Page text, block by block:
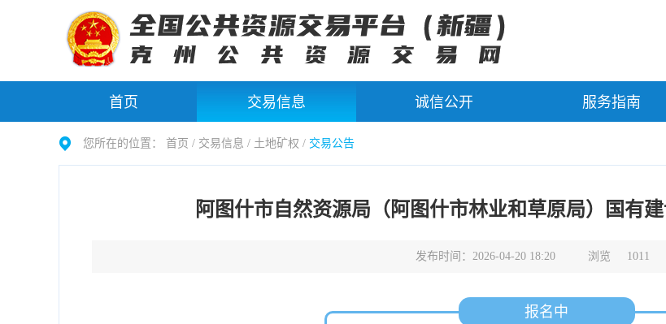
首页 交易信息 诚信公开 服务指南
您所在的位置： 首页 / 交易信息 / 土地矿权 / 交易公告
阿图什市自然资源局（阿图什市林业和草原局）国有
发布时间：2026-04-20 18:20 浏览 1011
报名中